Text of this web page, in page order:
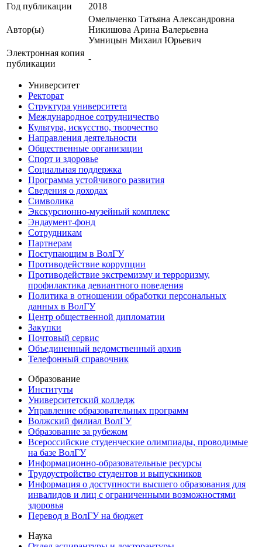
Год публикации
2018
Автор(ы)
Омельченко Татьяна Александровна
Никишова Арина Валерьевна
Умницын Михаил Юрьевич
Электронная копия
публикации
-
Университет
Ректорат
Структура университета
Международное сотрудничество
Культура, искусство, творчество
Направления деятельности
Общественные организации
Спорт и здоровье
Социальная поддержка
Программа устойчивого развития
Сведения о доходах
Символика
Экскурсионно-музейный комплекс
Эндаумент-фонд
Сотрудникам
Партнерам
Поступающим в ВолГУ
Противодействие коррупции
Противодействие экстремизму и терроризму,
профилактика девиантного поведения
Политика в отношении обработки персональных
данных в ВолГУ
Центр общественной дипломатии
Закупки
Почтовый сервис
Объединенный ведомственный архив
Телефонный справочник
Образование
Институты
Университетский колледж
Управление образовательных программ
Волжский филиал ВолГУ
Образование за рубежом
Всероссийские студенческие олимпиады, проводимые
на базе ВолГУ
Информационно-образовательные ресурсы
Трудоустройство студентов и выпускников
Информация о доступности высшего образования для
инвалидов и лиц с ограниченными возможностями
здоровья
Перевод в ВолГУ на бюджет
Наука